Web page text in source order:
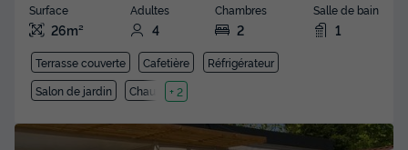
Surface
26m²
Adultes
4
Chambres
2
Salle de bain
1
Terrasse couverte Cafetière
Réfrigérateur
Salon de jardin
Chauffage
+ 2